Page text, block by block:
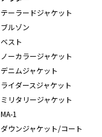
テーラードジャケット
ブルゾン
ベスト
ノーカラージャケット
デニムジャケット
ライダースジャケット
ミリタリージャケット
MA-1
ダウンジャケット/コート